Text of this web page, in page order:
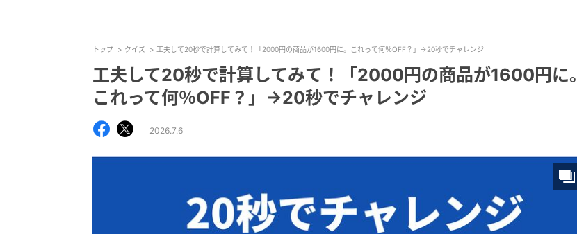
トップ クイズ 工夫して20秒で計算してみて！「2000円の商品が1600円に。これって何％OFF？」→20秒でチャレンジ
工夫して20秒で計算してみて！「2000円の商品が1600円に。
これって何％OFF？」→20秒でチャレンジ
2026.7.6